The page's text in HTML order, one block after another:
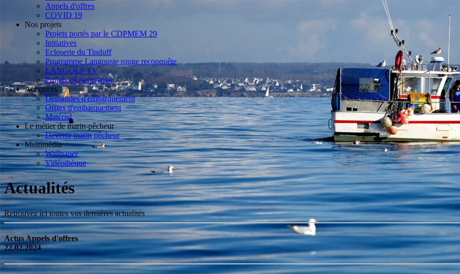
Appels d'offres
COVID 19
Nos projets
Projets portés par le CDPMEM 29
Initiatives
Ecloserie du Tinduff
Programme Langouste rouge reconquête
LANGOLF TV
Projets en partenariat
Annonces
Demandes d'embarquement
Offres d'embarquement
Matériel
Le métier de marin-pêcheur
Devenir marin pêcheur
Multimédia
Wallpaper
Vidéothèque
Actualités
Retrouvez ici toutes vos dernières actualités
Actus Appels d'offres
22.02.2024